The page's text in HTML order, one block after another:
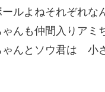
ルよねそれぞれな
んも仲間入りア
んとソウ君は 小